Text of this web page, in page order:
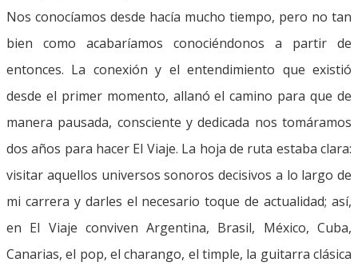
Nos conocíamos desde hacía mucho tiempo, pero no tan
bien como acabaríamos conociéndonos a partir de
entonces. La conexión y el entendimiento que existió
desde el primer momento, allanó el camino para que de
manera pausada, consciente y dedicada nos tomáramos
dos años para hacer El Viaje. La hoja de ruta estaba clara:
visitar aquellos universos sonoros decisivos a lo largo de
mi carrera y darles el necesario toque de actualidad; así,
en El Viaje conviven Argentina, Brasil, México, Cuba,
Canarias, el pop, el charango, el timple, la guitarra clásica